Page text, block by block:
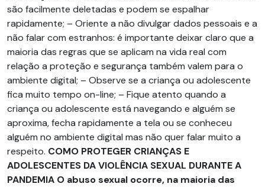
são facilmente deletadas e podem se espalhar
rapidamente; – Oriente a não divulgar dados pessoais e a
não falar com estranhos: é importante deixar claro que a
maioria das regras que se aplicam na vida real com
relação a proteção e segurança também valem para o
ambiente digital; – Observe se a criança ou adolescente
fica muito tempo on-line; – Fique atento quando a
criança ou adolescente está navegando e alguém se
aproxima, fecha rapidamente a tela ou se conheceu
alguém no ambiente digital mas não quer falar muito a
respeito. COMO PROTEGER CRIANÇAS E
ADOLESCENTES DA VIOLÊNCIA SEXUAL DURANTE A
PANDEMIA O abuso sexual ocorre, na maioria das